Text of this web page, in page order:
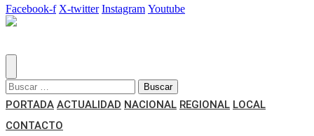
Facebook-f X-twitter Instagram Youtube
Buscar:
PORTADA ACTUALIDAD NACIONAL REGIONAL LOCAL
CONTACTO